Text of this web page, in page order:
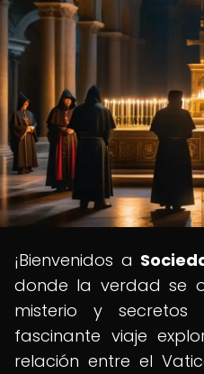
¡Bienvenidos a
donde la verdad se
misterio y secretos
fascinante viaje
relación entre el